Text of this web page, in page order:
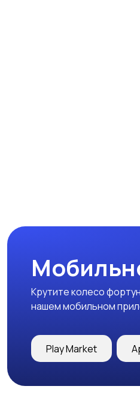
Крутите колесо
нашем мобильном
Play Market